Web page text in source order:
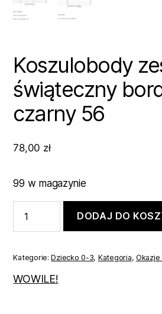
Koszulobody
świąteczny
czarny 56
78,00 zł
99 w magazynie
Koszulobody
zestaw
bordowo-
czarny
56
DODAJ DO
Kategorie:Dziecko 0-3, Kategoria, Okazje
WOWILE!